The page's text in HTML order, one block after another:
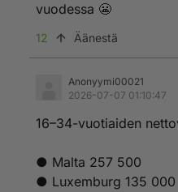
vuodessa 😬
12 Äänestä
Anonyymi00021
2026-07-07 01:10:47
16–34-vuotiaiden
● Malta 257 500
● Luxemburg 135 000